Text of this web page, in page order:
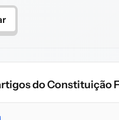
do Constituição